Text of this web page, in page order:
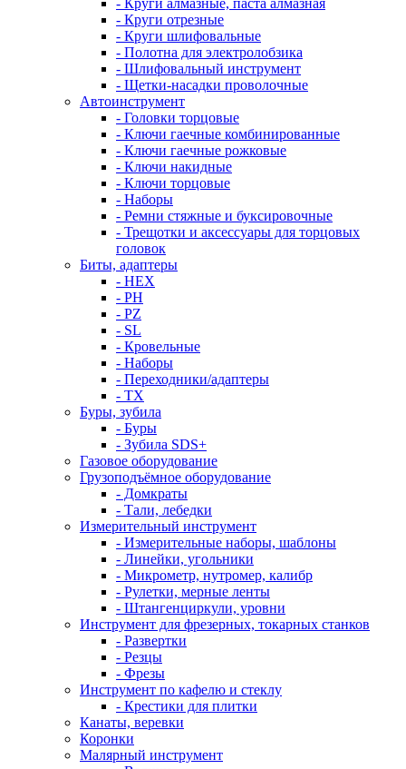
- Круги алмазные, паста алмазная
- Круги отрезные
- Круги шлифовальные
- Полотна для электролобзика
- Шлифовальный инструмент
- Щетки-насадки проволочные
Автоинструмент
- Головки торцовые
- Ключи гаечные комбинированные
- Ключи гаечные рожковые
- Ключи накидные
- Ключи торцовые
- Наборы
- Ремни стяжные и буксировочные
- Трещотки и аксессуары для торцовых
головок
Биты, адаптеры
- HEX
- PH
- PZ
- SL
- Кровельные
- Наборы
- Переходники/адаптеры
- ТX
Буры, зубила
- Буры
- Зубила SDS+
Газовое оборудование
Грузоподъёмное оборудование
- Домкраты
- Тали, лебедки
Измерительный инструмент
- Измерительные наборы, шаблоны
- Линейки, угольники
- Микрометр, нутромер, калибр
- Рулетки, мерные ленты
- Штангенциркули, уровни
Инструмент для фрезерных, токарных станков
- Развертки
- Резцы
- Фрезы
Инструмент по кафелю и стеклу
- Крестики для плитки
Канаты, веревки
Коронки
Малярный инструмент